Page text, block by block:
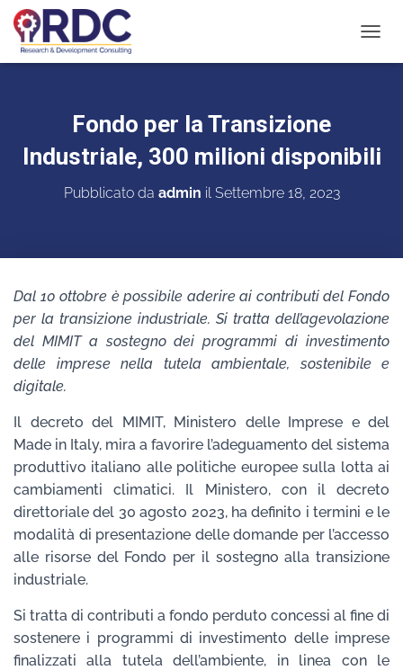
A
Z
I
L
E
Fondo per la Transizione
Industriale, 300 milioni disponibili
Pubblicato da admin il Settembre 18, 2023
Dal 10 ottobre è possibile aderire ai contributi del Fondo
per la transizione industriale. Si tratta dell’agevolazione
del MIMIT a sostegno dei programmi di investimento
delle imprese nella tutela ambientale, sostenibile e
digitale.
Il decreto del MIMIT, Ministero delle Imprese e del
Made in Italy, mira a favorire l’adeguamento del sistema
produttivo italiano alle politiche europee sulla lotta ai
cambiamenti climatici. Il Ministero, con il decreto
direttoriale del 30 agosto 2023, ha definito i termini e le
modalità di presentazione delle domande per l’accesso
alle risorse del Fondo per il sostegno alla transizione
industriale.
Si tratta di contributi a fondo perduto concessi al fine di
sostenere i programmi di investimento delle imprese
finalizzati alla tutela dell’ambiente, in linea con le